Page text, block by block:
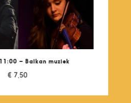
– Balkan muziek
€ 7,50